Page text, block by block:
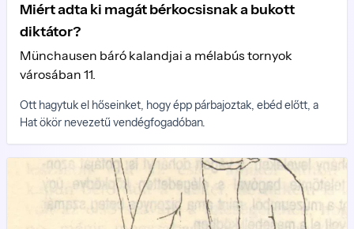
Miért adta ki magát bérkocsisnak a bukott
diktátor?
Münchausen báró kalandjai a mélabús tornyok
városában 11.
Ott hagytuk el hőseinket, hogy épp párbajoztak, ebéd előtt, a
Hat ökör nevezetű vendégfogadóban.